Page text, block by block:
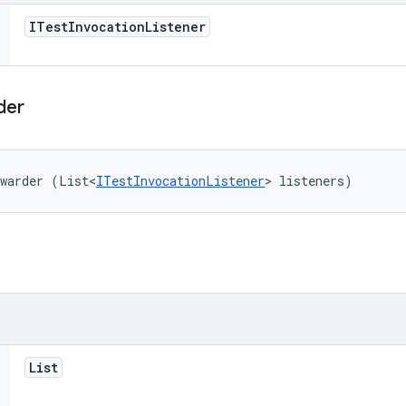
ITestInvocationListener
(List<ITestInvocationListener> listeners)
List